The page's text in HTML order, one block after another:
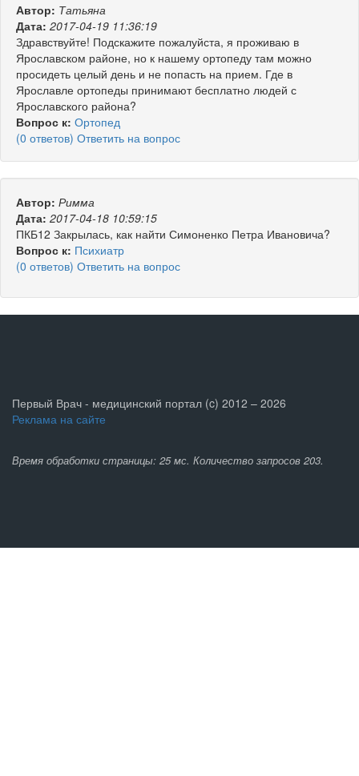
Автор: Татьяна
Дата: 2017-04-19 11:36:19
Здравствуйте! Подскажите пожалуйста, я проживаю в
Ярославском районе, но к нашему ортопеду там можно
просидеть целый день и не попасть на прием. Где в
Ярославле ортопеды принимают бесплатно людей с
Ярославского района?
Вопрос к: Ортопед
(0 ответов) Ответить на вопрос
Автор: Римма
Дата: 2017-04-18 10:59:15
ПКБ12 Закрылась, как найти Симоненко Петра Ивановича?
Вопрос к: Психиатр
(0 ответов) Ответить на вопрос
Первый Врач - медицинский портал (c) 2012 – 2026
Реклама на сайте
Время обработки страницы: 25 мс. Количество запросов 203.